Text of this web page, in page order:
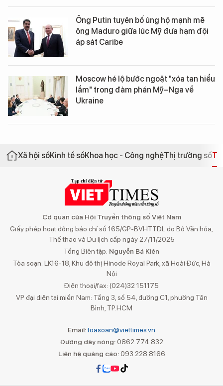
Ông Putin tuyên bố ủng hộ mạnh mẽ
ông Maduro giữa lúc Mỹ đưa hạm đội
áp sát Caribe
Moscow hé lộ bước ngoặt "xóa tan hiểu
lầm" trong đàm phán Mỹ–Nga về
Ukraine
Xã hội sốKinh tế sốKhoa học - Công nghệThị trường số
Cơ quan của Hội Truyền thông số Việt Nam
Giấy phép hoạt động báo chí số 165/GP-BVHTTDL do Bộ Văn hóa,
Thể thao và Du lịch cấp ngày 27/11/2025
Tổng Biên tập: Nguyễn Bá Kiên
Tòa soạn: LK16-18, Khu đô thị Hinode Royal Park, xã Hoài Đức, Hà
Nội
Điện thoại/fax: (024)32 151175
VP đại diện tại miền Nam: Tầng 3, số 54, đường C1, phường Tân
Bình, TP.HCM
Email:toasoan@viettimes.vn
Đường dây nóng: 0862 774 832
Liên hệ quảng cáo:093 228 8166